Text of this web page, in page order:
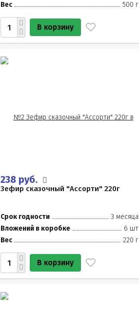
Вес
500 г
В корзину
238 руб.
Зефир сказочный "Ассорти" 220г
Срок годности
3 месяца
Вложений в коробке
6 шт
Вес
220 г
В корзину